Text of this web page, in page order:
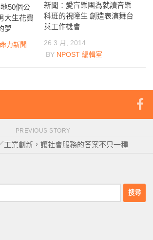
50個公
大生花費
夢
力新聞
新聞：愛盲樂團為就讀音樂
科班的視障生 創造表演舞台
與工作機會
26 3 月, 2014
BY NPOST 編輯室
PREVIOUS STORY
工業創新，讓社會服務的答案不只一種